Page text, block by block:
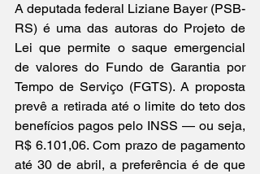
A deputada federal Liziane Bayer (PSB-
RS) é uma das autoras do Projeto de
Lei que permite o saque emergencial
de valores do Fundo de Garantia por
Tempo de Serviço (FGTS). A proposta
prevê a retirada até o limite do teto dos
benefícios pagos pelo INSS — ou seja,
R$ 6.101,06. Com prazo de pagamento
até 30 de abril, a preferência é de que